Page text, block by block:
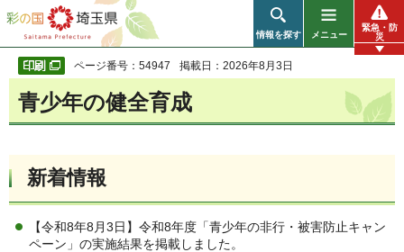
彩の国 埼玉県
情報を探す メニュー
緊急・防
災
ページ番号：54947 掲載日：2026年8月3日
青少年の健全育成
新着情報
【令和8年8月3日】令和8年度「青少年の非行・被害防止キャン
ペーン」の実施結果を掲載しました。